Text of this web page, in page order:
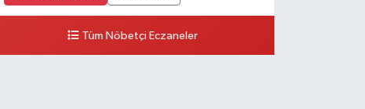
Tüm Nöbetçi Eczaneler